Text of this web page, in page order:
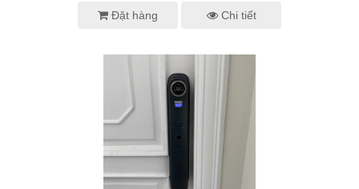
Đặt hàng Chi tiết